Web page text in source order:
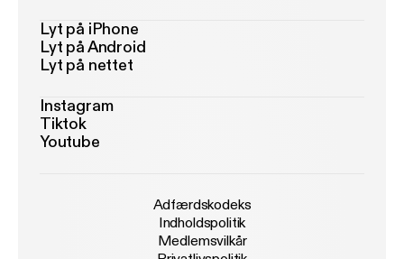
Lyt på iPhone
Lyt på Android
Lyt på nettet
Instagram
Tiktok
Youtube
Adfærdskodeks
Indholdspolitik
Medlemsvilkår